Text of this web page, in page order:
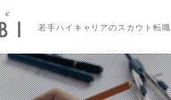
若手ハイキャリアのスカウト転職